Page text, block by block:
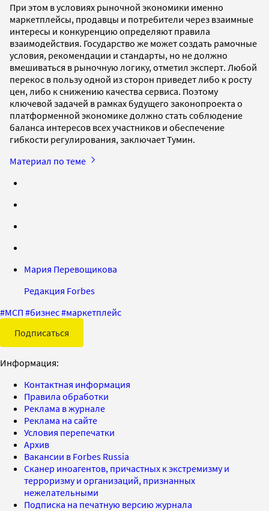
При этом в условиях рыночной экономики именно
маркетплейсы, продавцы и потребители через взаимные
интересы и конкуренцию определяют правила
взаимодействия. Государство же может создать рамочные
условия, рекомендации и стандарты, но не должно
вмешиваться в рыночную логику, отметил эксперт. Любой
перекос в пользу одной из сторон приведет либо к росту
цен, либо к снижению качества сервиса. Поэтому
ключевой задачей в рамках будущего законопроекта о
платформенной экономике должно стать соблюдение
баланса интересов всех участников и обеспечение
гибкости регулирования, заключает Тумин.
Материал по теме
Мария Перевощикова
Редакция Forbes
#МСП #бизнес#маркетплейс
Подписаться
Информация:
Контактная информация
Правила обработки
Реклама в журнале
Реклама на сайте
Условия перепечатки
Архив
Вакансии в Forbes Russia
Сканер иноагентов, причастных к экстремизму и
терроризму и организаций, признанных
нежелательными
Подписка на печатную версию журнала